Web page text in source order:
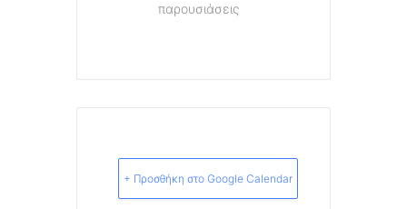
παρουσιάσεις
+ Προσθήκη στο Google Calendar